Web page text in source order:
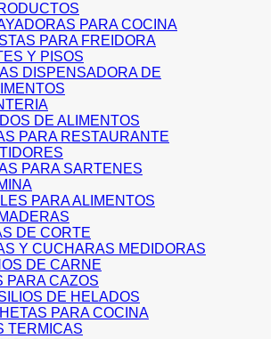
PARA COCINA
PARA FREIDORA
Y PISOS
DISPENSADORA DE
DE ALIMENTOS
PARA RESTAURANTE
PARA SARTENES
PARA ALIMENTOS
DE CORTE
Y CUCHARAS MEDIDORAS
DE CARNE
PARA CAZOS
DE HELADOS
PARA COCINA
TERMICAS